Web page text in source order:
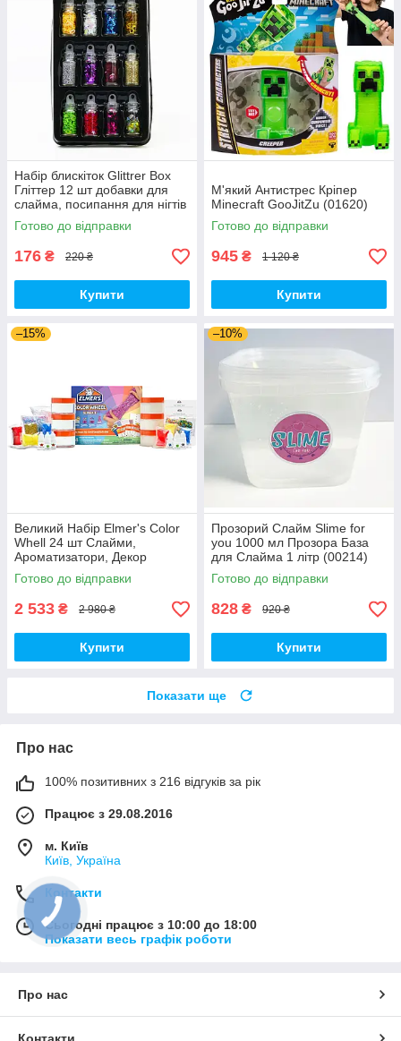
Набір блискіток Glittrer Box
Гліттер 12 шт добавки для
слайма, посипання для нігтів
(01509)
Готово до відправки
176 ₴ 220 ₴
Купити
М'який Антистрес Кріпер
Minecraft GooJitZu (01620)
Готово до відправки
945 ₴ 1 120 ₴
Купити
–15%
Великий Набір Elmer's Color
Whell 24 шт Слайми,
Ароматизатори, Декор
(01793)
Готово до відправки
2 533 ₴ 2 980 ₴
Купити
–10%
Прозорий Слайм Slime for
you 1000 мл Прозора База
для Слайма 1 літр (00214)
Готово до відправки
828 ₴ 920 ₴
Купити
Показати ще
Про нас
100% позитивних з 216 відгуків за рік
Працює з 29.08.2016
м. Київ
Київ, Україна
Контакти
Сьогодні працює з 10:00 до 18:00
Показати весь графік роботи
Про нас